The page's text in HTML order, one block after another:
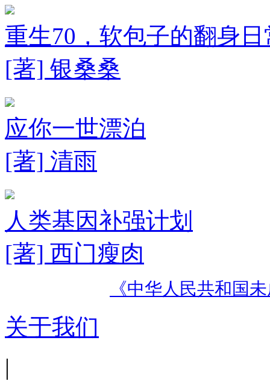
重生70，软包子的翻身日
[著] 银桑桑
应你一世漂泊
[著] 清雨
人类基因补强计划
[著] 西门瘦肉
《中华人民共和国
关于我们
|